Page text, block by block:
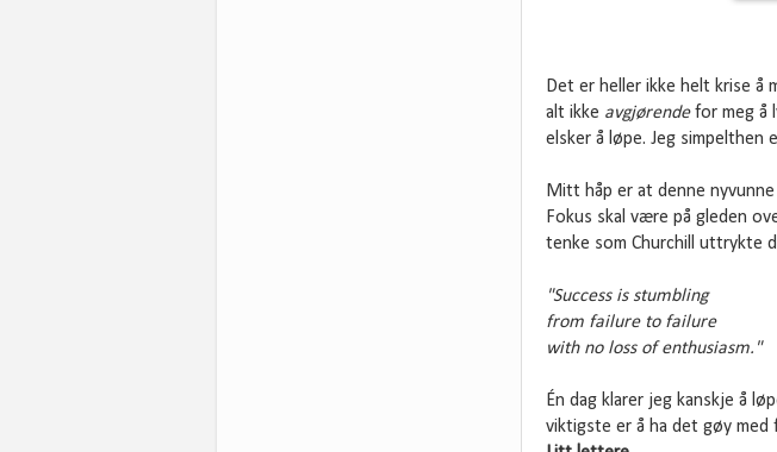
Det er heller ikke helt krise å
alt ikke avgjørendefor meg å
elsker å løpe. Jeg simpelthen
Mitt håp er at denne
Fokus skal være på gleden
tenke som Churchill uttrykte
"Success is stumbling
from failure to failure
with no loss of enthusiasm."
Én dag klarer jeg kanskje å
viktigste er å ha det gøy med